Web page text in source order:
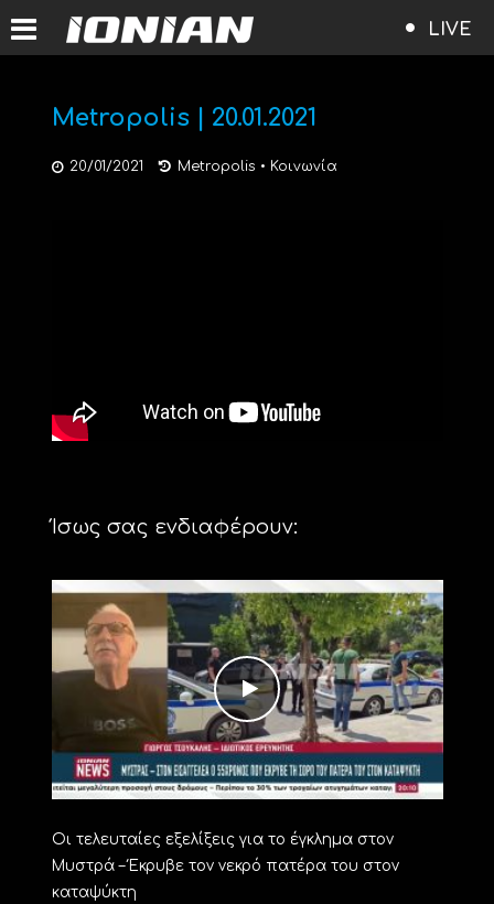
LIVE
Metropolis | 20.01.2021
20/01/2021 Metropolis • Κοινωνία
Ίσως σας ενδιαφέρουν:
Οι τελευταίες εξελίξεις για το έγκλημα στον
Μυστρά – Έκρυβε τον νεκρό πατέρα του στον
καταψύκτη